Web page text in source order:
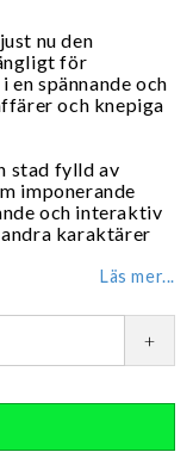
nu den
för
spännande och
och knepiga
stad fylld av
imponerande
och interaktiv
karaktärer
Läs mer...
+